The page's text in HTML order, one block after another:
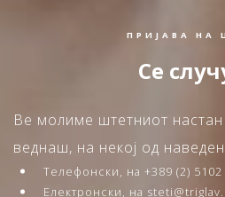
ПРИЈАВА НА
Се
Ве молиме штетниот настан
веднаш, на некој од
Телефонски, на +389 (2) 5102
Електронски, на